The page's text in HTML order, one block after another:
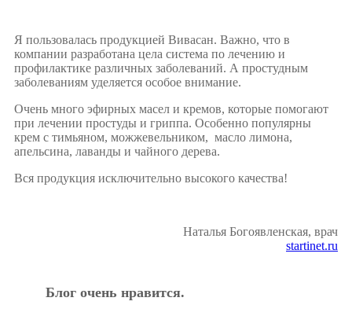
Я пользовалась продукцией Вивасан. Важно, что в
компании разработана цела система по лечению и
профилактике различных заболеваний. А простудным
заболеваниям уделяется особое внимание.
Очень много эфирных масел и кремов, которые помогают
при лечении простуды и гриппа. Особенно популярны
крем с тимьяном, можжевельником, масло лимона,
апельсина, лаванды и чайного дерева.
Вся продукция исключительно высокого качества!
Наталья Богоявленская, врач
startinet.ru
Блог очень нравится.